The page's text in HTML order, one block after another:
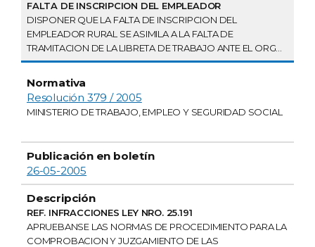
FALTA DE INSCRIPCION DEL EMPLEADOR
DISPONER QUE LA FALTA DE INSCRIPCION DEL
EMPLEADOR RURAL SE ASIMILA A LA FALTA DE
TRAMITACION DE LA LIBRETA DE TRABAJO ANTE EL ORG...
Resolución 379 / 2005
MINISTERIO DE TRABAJO, EMPLEO Y SEGURIDAD SOCIAL
26-05-2005
REF. INFRACCIONES LEY NRO. 25.191
APRUEBANSE LAS NORMAS DE PROCEDIMIENTO PARA LA
COMPROBACION Y JUZGAMIENTO DE LAS